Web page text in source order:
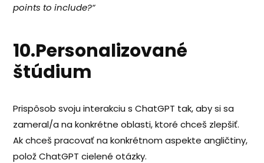
points to include?“
10.Personalizované
štúdium
Prispôsob svoju interakciu s ChatGPT tak, aby si sa
zameral/a na konkrétne oblasti, ktoré chceš zlepšiť.
Ak chceš pracovať na konkrétnom aspekte angličtiny,
polož ChatGPT cielené otázky.